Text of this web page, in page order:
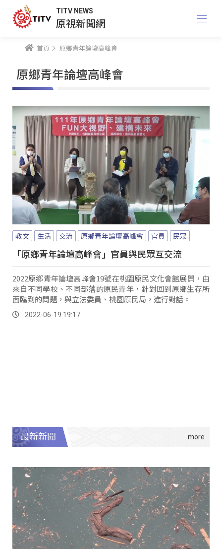
TITV NEWS
原視新聞網
首頁 原鄉青年論壇高峰會
原鄉青年論壇高峰會
教文 生活 交流 原鄉青年論壇高峰會 官員 民眾
「原鄉青年論壇高峰會」官員與民眾互交流
2022原鄉青年論壇高峰會19號在桃園原民文化會館展開，由
來自不同學校、不同部落的原民青年，針對回到原鄉生存所
面臨到的問題，與立法委員、桃園原民局，進行對話。
2022-06-19 19:17
最新新聞